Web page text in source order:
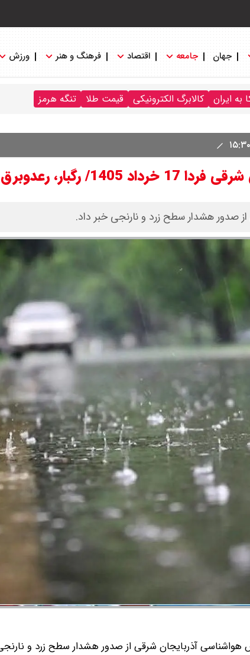
جهان جامعه اقتصاد فرهنگ و هنر ورزش
به ایران کالابرگ الکترونیکی قیمت طلا تنگه هرمز
و احتمال تگرگ
صدور هشدار سطح زرد و نارنجی خبر داد.
هواشناسی آذربایجان شرقی از صدور هشدار سطح زرد و